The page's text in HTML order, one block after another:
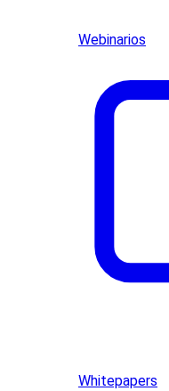
Webinarios
Whitepapers